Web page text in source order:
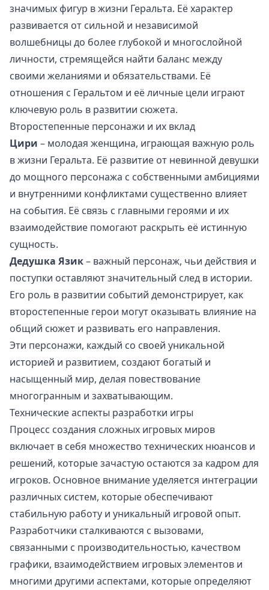
значимых фигур в жизни Геральта. Её характер
развивается от сильной и независимой
волшебницы до более глубокой и многослойной
личности, стремящейся найти баланс между
своими желаниями и обязательствами. Её
отношения с Геральтом и её личные цели играют
ключевую роль в развитии сюжета.
Второстепенные персонажи и их вклад
Цири – молодая женщина, играющая важную роль
в жизни Геральта. Её развитие от невинной девушки
до мощного персонажа с собственными амбициями
и внутренними конфликтами существенно влияет
на события. Её связь с главными героями и их
взаимодействие помогают раскрыть её истинную
сущность.
Дедушка Язик– важный персонаж, чьи действия и
поступки оставляют значительный след в истории.
Его роль в развитии событий демонстрирует, как
второстепенные герои могут оказывать влияние на
общий сюжет и развивать его направления.
Эти персонажи, каждый со своей уникальной
историей и развитием, создают богатый и
насыщенный мир, делая повествование
многогранным и захватывающим.
Технические аспекты разработки игры
Процесс создания сложных игровых миров
включает в себя множество технических нюансов и
решений, которые зачастую остаются за кадром для
игроков. Основное внимание уделяется интеграции
различных систем, которые обеспечивают
стабильную работу и уникальный игровой опыт.
Разработчики сталкиваются с вызовами,
связанными с производительностью, качеством
графики, взаимодействием игровых элементов и
многими другими аспектами, которые определяют